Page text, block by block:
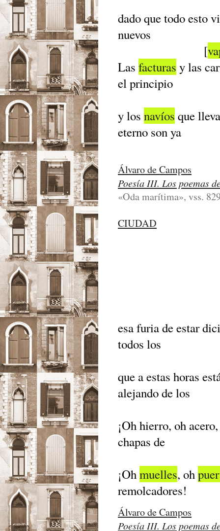
dado que todo esto
nuevos
[
Las facturas y las
el principio
y los navíos que
eterno son ya
Álvaro de Campos
Poesía III. Los poemas
«Oda marítima», vss.
CIUDAD
esa furia de estar
todos los
que a estas horas
alejando de los
¡Oh hierro, oh
chapas de
¡Ohmuelles, oh
remolcadores!
Álvaro de Campos
Poesía III. Los poemas